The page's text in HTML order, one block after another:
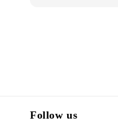
Follow us